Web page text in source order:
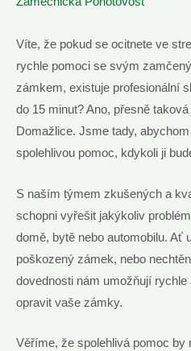
Víte, že pokud se ocitnete ve
rychle pomoci se svým
zámkem, existuje profesionální
do 15 minut? Ano, přesně
Domažlice. Jsme tady,
spolehlivou pomoc, kdykoli ji
S naším týmem zkušených a
schopni vyřešit jakýkoliv
domě, bytě nebo automobilu. Ať
poškozený zámek, nebo
dovednosti nám umožňují
opravit vaše zámky.
Věříme, že spolehlivá pomoc by